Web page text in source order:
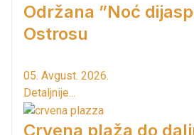
Održana ”Noć
Ostrosu
05. Avgust. 2026.
Detaljnije...
Crvena plaža do